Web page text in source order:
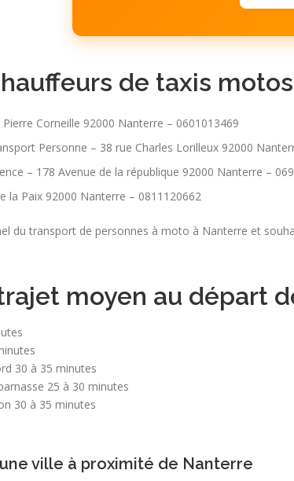
de taxis
Corneille 92000 Nanterre – 0601013469
Personne – 38 rue Charles Lorilleux 92000
– 178 Avenue de la république 92000 Nanterre –
la Paix 92000 Nanterre – 0811120662
du transport de personnes à moto à Nanterre et
moyen au départ
30 à 35 minutes
25 à 30 minutes
30 à 35 minutes
ville à proximité de Nanterre